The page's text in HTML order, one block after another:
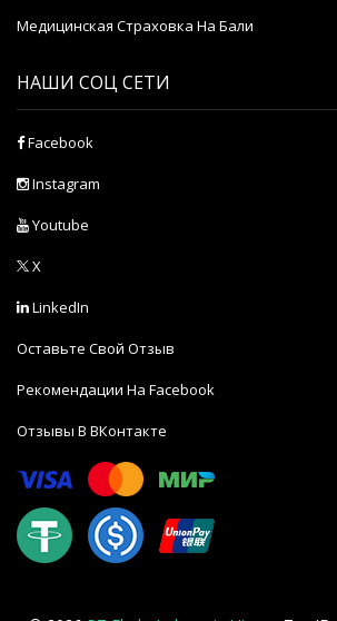
Медицинская Страховка На Бали
НАШИ СОЦ СЕТИ
Facebook
Instagram
Youtube
X
LinkedIn
Оставьте Свой Отзыв
Рекомендации На Facebook
Отзывы В ВКонтакте